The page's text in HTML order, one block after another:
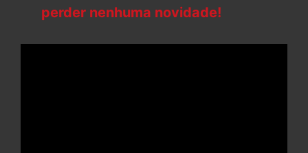
perder nenhuma novidade!